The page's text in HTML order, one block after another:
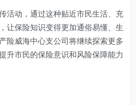
活动，通过这种贴近市民生活、充
让保险知识变得更加通俗易懂、生
险威海中心支公司将继续探索更多
升市民的保险意识和风险保障能力